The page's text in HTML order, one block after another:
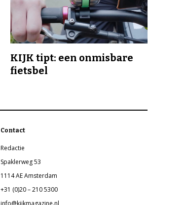
KIJK tipt: een onmisbare
fietsbel
Contact
Redactie
Spaklerweg 53
1114 AE Amsterdam
+31 (0)20 – 210 5300
info@kijkmagazine.nl